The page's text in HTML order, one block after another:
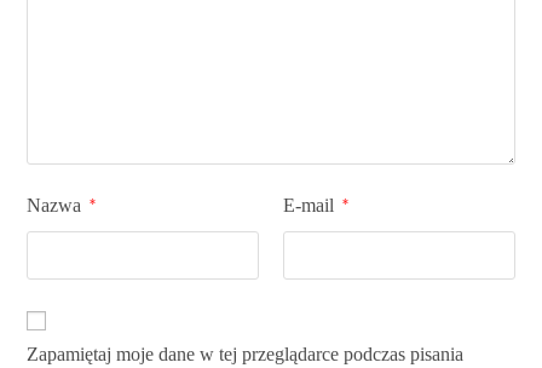
Nazwa * E-mail *
Zapamiętaj moje dane w tej przeglądarce podczas pisania